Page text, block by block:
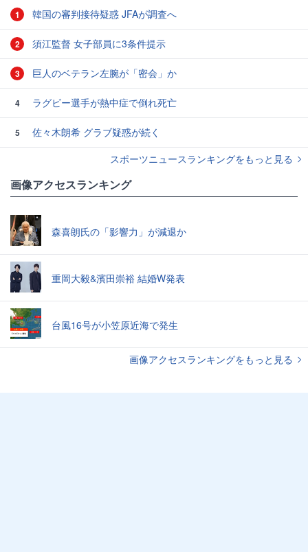
1 韓国の審判接待疑惑 JFAが調査へ
2 須江監督 女子部員に3条件提示
3 巨人のベテラン左腕が「密会」か
4 ラグビー選手が熱中症で倒れ死亡
5
佐々木朗希 グラブ疑惑が続く
スポーツニュースランキングをもっと見る
画像アクセスランキング
森喜朗氏の「影響力」が減退か
重岡大毅&濱田崇裕 結婚W発表
台風16号が小笠原近海で発生
画像アクセスランキングをもっと見る